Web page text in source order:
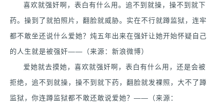
喜欢就强奸啊，表白有什么用。追不到就操，操不到就下
药。操到了就拍照片，翻脸就威胁。实在不行就蹲监狱，连牢
都不敢坐还说什么爱她？炖五年出来在强奸让她开始怀疑自己
的人生就是被强奸——（来源：新浪微博）
爱她就去摸她，喜欢就强奸啊，表白有什么用，还是会被
拒绝，追不到就操，操不到就下药，翻脸就发裸照，大不了蹲
监狱，你连蹲监狱都不敢还敢说爱她？——（来源：